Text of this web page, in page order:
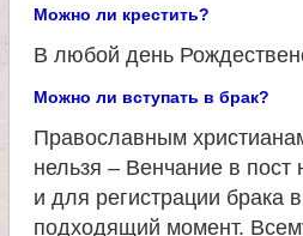
л
и
Можно ли крестить?
В любой день
Можно ли вступать в брак?
Православным
нельзя – Венчание в
и для регистрации брака
подходящий момент.